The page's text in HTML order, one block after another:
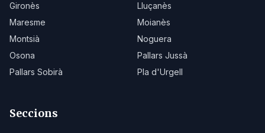
Gironès
Lluçanès
Maresme
Moianès
Montsià
Noguera
Osona
Pallars Jussà
Pallars Sobirà
Pla d'Urgell
Seccions